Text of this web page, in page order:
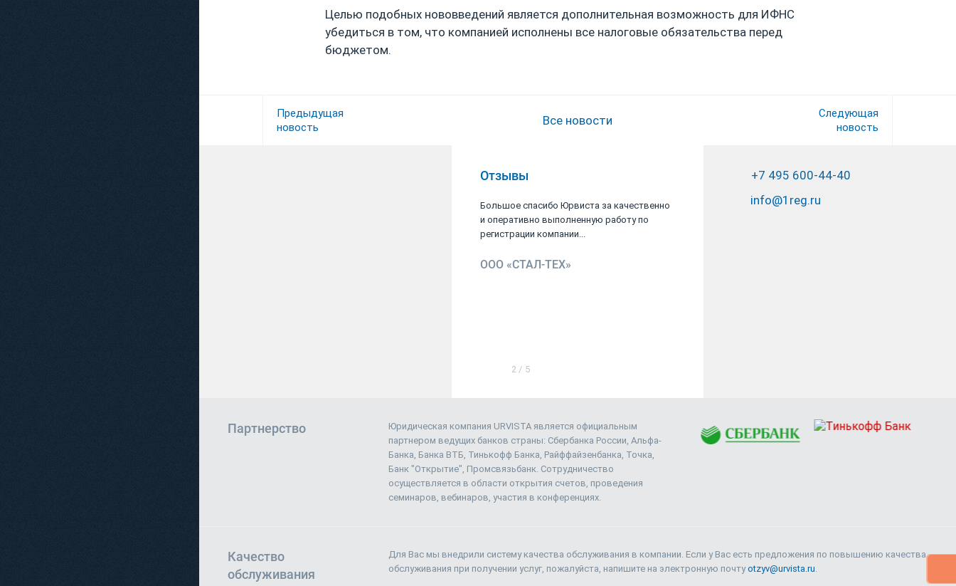
Целью подобных нововведений является дополнительная возможность для ИФНС
убедиться в том, что компанией исполнены все налоговые обязательства перед
бюджетом.
Предыдущая
новость
Все новости
Следующая
новость
Отзывы
Большое спасибо Юрвиста за качественно
и оперативно выполненную работу по
регистрации компании...
ООО «СТАЛ-ТЕХ»
ООО «Юридическая копания «Юрвиста»
2 / 5
+7 495 600-44-40
info@1reg.ru
Партнерство
Юридическая компания URVISTA является официальным
партнером ведущих банков страны: Сбербанка России, Альфа-
Банка, Банка ВТБ, Тинькофф Банка, Райффайзенбанка, Точка,
Банк "Открытие", Промсвязьбанк. Сотрудничество
осуществляется в области открытия счетов, проведения
семинаров, вебинаров, участия в конференциях.
Качество
обслуживания
Для Вас мы внедрили систему качества обслуживания в компании. Если у Вас есть предложения по повышению качества
обслуживания при получении услуг, пожалуйста, напишите на электронную почтуotzyv@urvista.ru.